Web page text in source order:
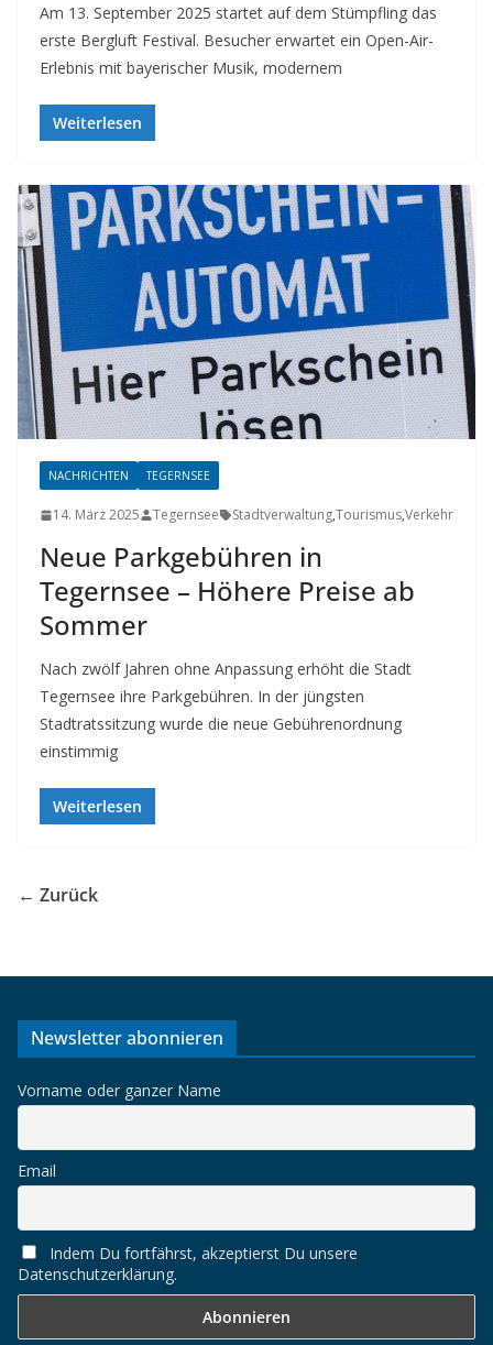
Am 13. September 2025 startet auf dem Stümpfling das
erste Bergluft Festival. Besucher erwartet ein Open-Air-
Erlebnis mit bayerischer Musik, modernem
Weiterlesen
NACHRICHTEN TEGERNSEE
14. März 2025 Tegernsee Stadtverwaltung,Tourismus,Verkehr
Neue Parkgebühren in
Tegernsee – Höhere Preise ab
Sommer
Nach zwölf Jahren ohne Anpassung erhöht die Stadt
Tegernsee ihre Parkgebühren. In der jüngsten
Stadtratssitzung wurde die neue Gebührenordnung
einstimmig
Weiterlesen
← Zurück
Newsletter abonnieren
Vorname oder ganzer Name
Email
Indem Du fortfährst, akzeptierst Du unsere
Datenschutzerklärung.